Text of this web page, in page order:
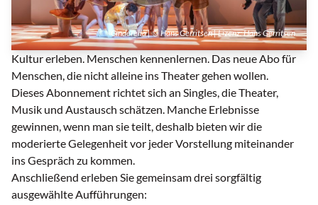
Kultur erleben. Menschen kennenlernen. Das neue Abo für
Menschen, die nicht alleine ins Theater gehen wollen.
Dieses Abonnement richtet sich an Singles, die Theater,
Musik und Austausch schätzen. Manche Erlebnisse
gewinnen, wenn man sie teilt, deshalb bieten wir die
moderierte Gelegenheit vor jeder Vorstellung miteinander
ins Gespräch zu kommen.
Anschließend erleben Sie gemeinsam drei sorgfältig
ausgewählte Aufführungen:
Cinderella | © Hans Gerritsen | Lizenz:Hans Gerritsen